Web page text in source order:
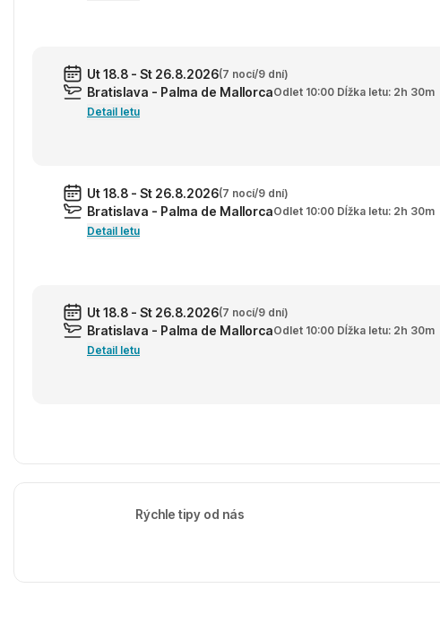
Ut 18.8 - St 26.8.2026(7 nocí/9 dní)
Bratislava - Palma de MallorcaOdlet 10:00 Dĺžka letu: 2h 30m
Detail letu
Ut 18.8 - St 26.8.2026(7 nocí/9 dní)
Bratislava - Palma de MallorcaOdlet 10:00 Dĺžka letu: 2h 30m
Detail letu
Ut 18.8 - St 26.8.2026(7 nocí/9 dní)
Bratislava - Palma de MallorcaOdlet 10:00 Dĺžka letu: 2h 30m
Detail letu
Rýchle tipy od nás